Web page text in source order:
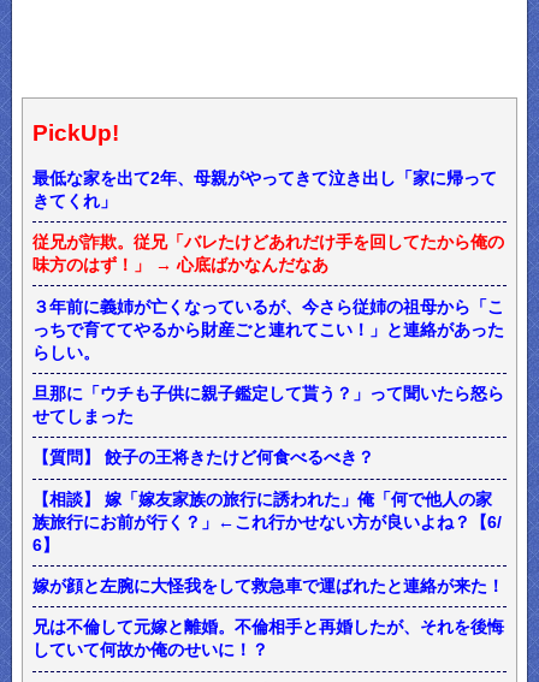
PickUp!
最低な家を出て2年、母親がやってきて泣き出し「家に帰って
きてくれ」
従兄が詐欺。従兄「バレたけどあれだけ手を回してたから俺の
味方のはず！」 → 心底ばかなんだなあ
３年前に義姉が亡くなっているが、今さら従姉の祖母から「こ
っちで育ててやるから財産ごと連れてこい！」と連絡があった
らしい。
旦那に「ウチも子供に親子鑑定して貰う？」って聞いたら怒ら
せてしまった
【質問】 餃子の王将きたけど何食べるべき？
【相談】 嫁「嫁友家族の旅行に誘われた」俺「何で他人の家
族旅行にお前が行く？」←これ行かせない方が良いよね？【6/
6】
嫁が顔と左腕に大怪我をして救急車で運ばれたと連絡が来た！
兄は不倫して元嫁と離婚。不倫相手と再婚したが、それを後悔
していて何故か俺のせいに！？